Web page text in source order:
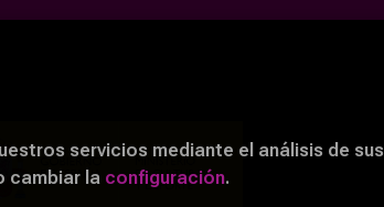
servicios mediante el análisis de sus
cambiar la configuración.